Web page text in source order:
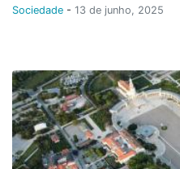
Sociedade - 13 de junho, 2025